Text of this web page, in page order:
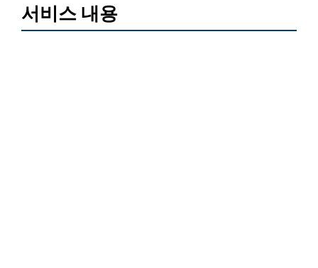
서비스 내용